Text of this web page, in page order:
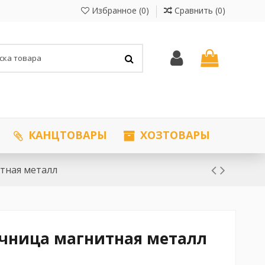
Избранное (0) Сравнить (0)
ХОЗТОВАРЫ
КАНЦТОВАРЫ
металл
магнитная металл